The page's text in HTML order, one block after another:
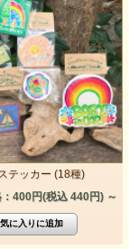
テッカー (18種)
400円(税込 440円) ～